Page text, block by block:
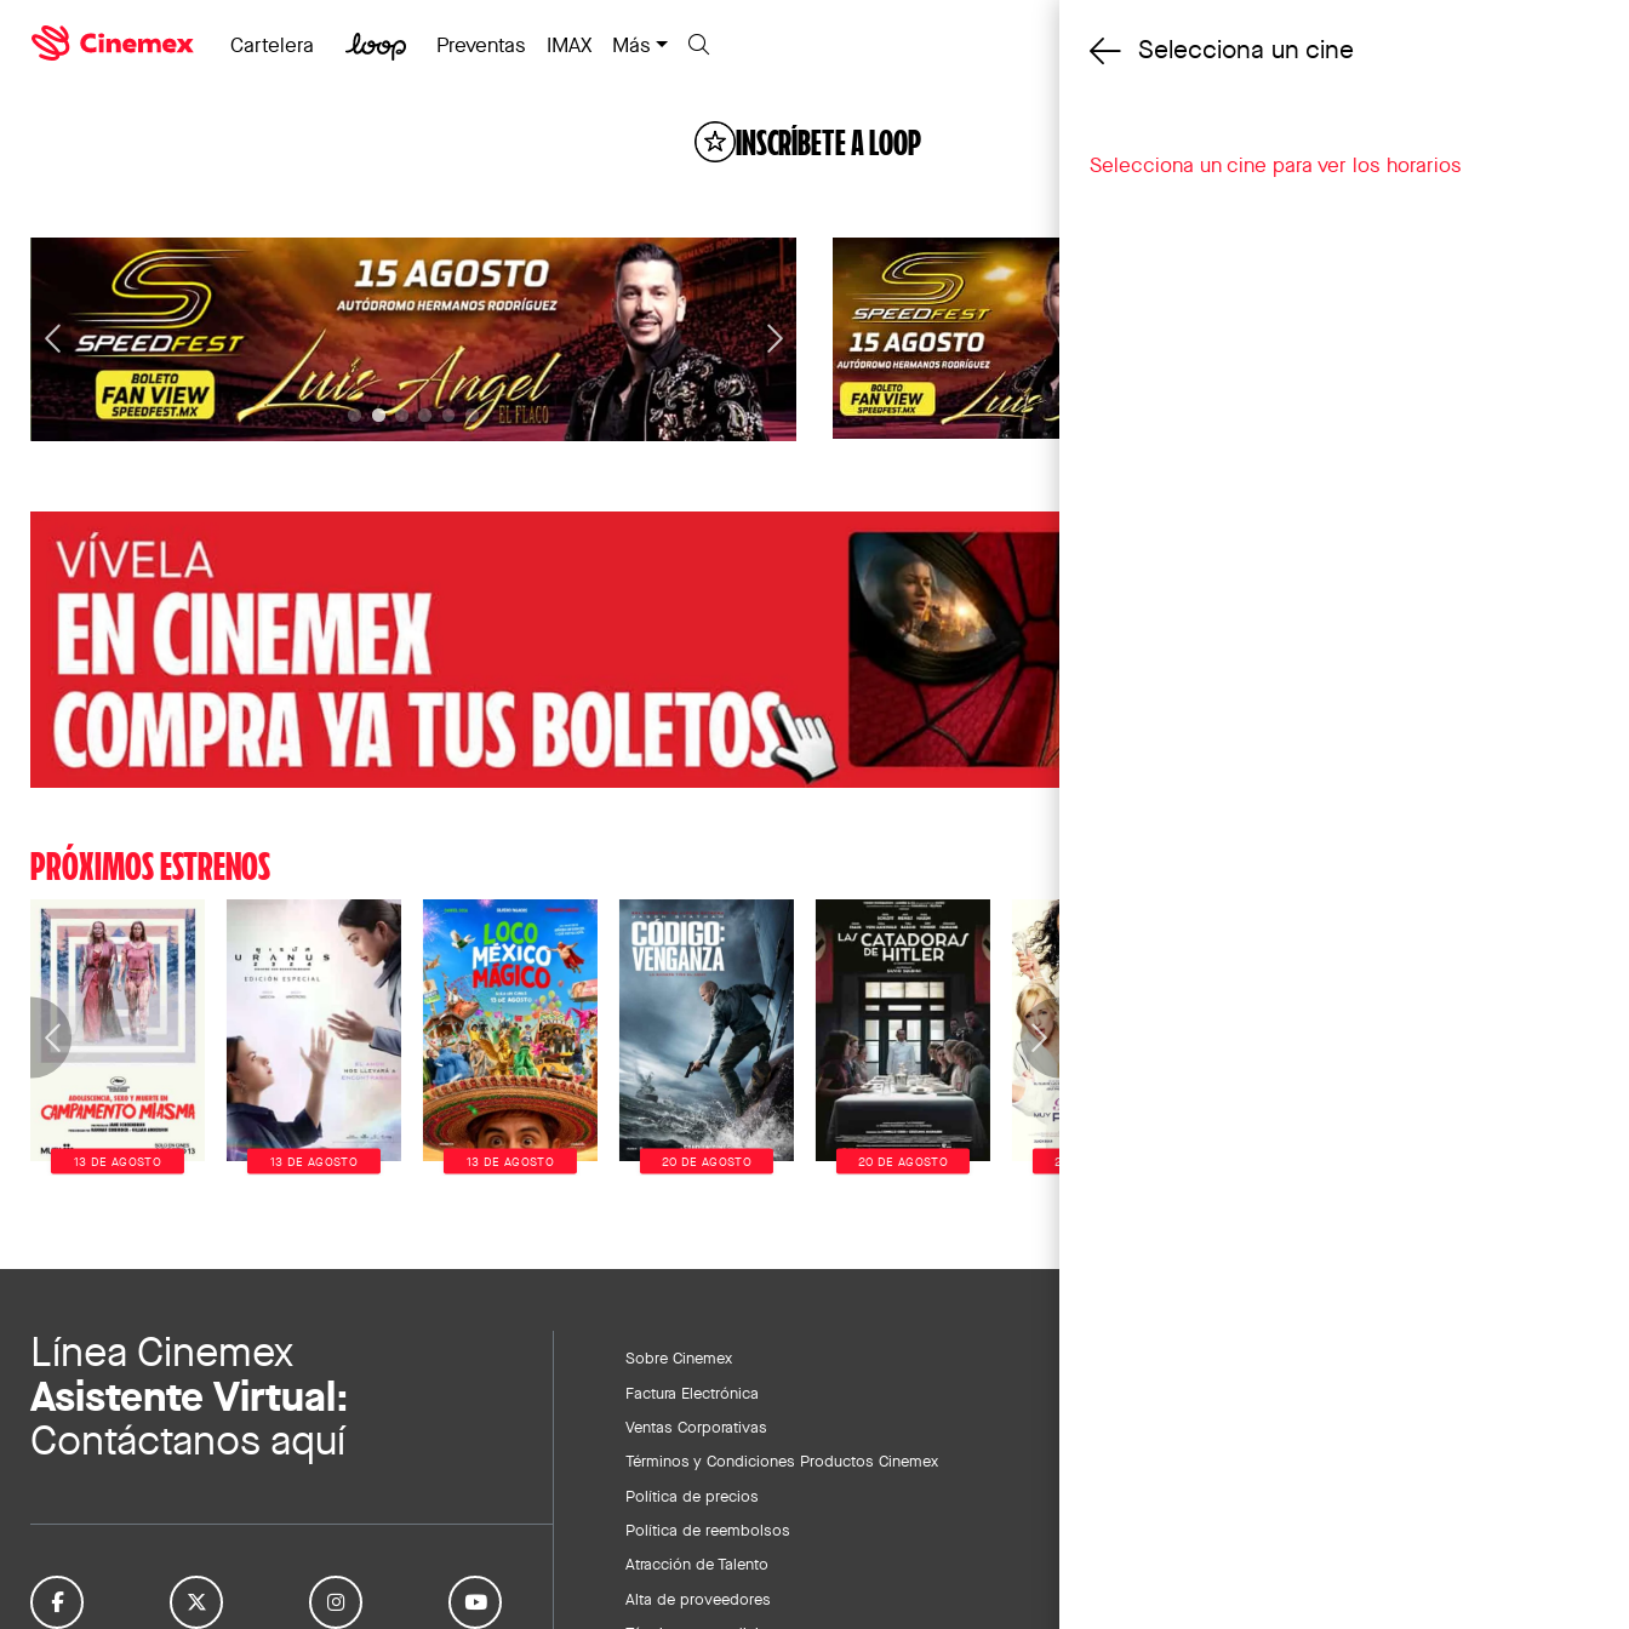
Cambiar cine
Cartelera Preventas IMAX Más
INSCRÍBETE A LOOP
PRÓXIMOS ESTRENOS
13 DE AGOSTO 13 DE AGOSTO 13 DE AGOSTO 20 DE AGOSTO 20 DE AGOSTO 20 DE AGOSTO
Línea Cinemex
Asistente Virtual:
Contáctanos aquí
Sobre Cinemex
Factura Electrónica
Ventas Corporativas
Términos y Condiciones Productos Cinemex
Política de precios
Política de reembolsos
Atracción de Talento
Alta de proveedores
Selecciona un cine
Selecciona un cine para ver los horarios